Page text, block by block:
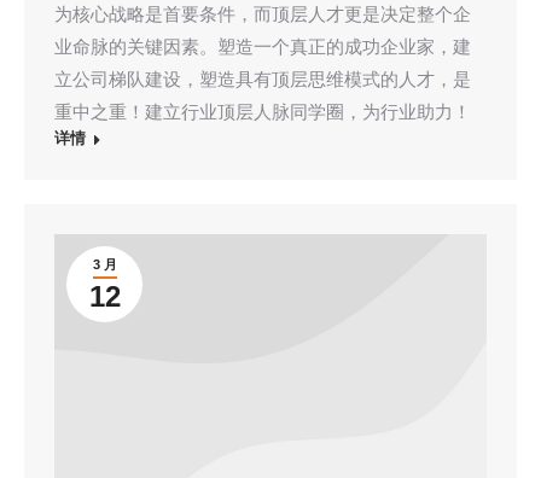
为核心战略是首要条件，而顶层人才更是决定整个企
业命脉的关键因素。塑造一个真正的成功企业家，建
立公司梯队建设，塑造具有顶层思维模式的人才，是
重中之重！建立行业顶层人脉同学圈，为行业助力！
详情
3 月
12